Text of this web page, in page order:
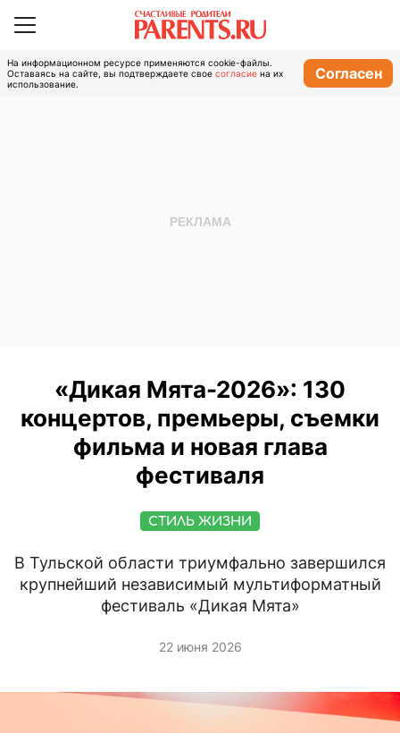
На информационном ресурсе применяются cookie-файлы.
Оставаясь на сайте, вы подтверждаете свое согласие на их
использование.
Согласен
«Дикая Мята-2026»: 130
концертов, премьеры, съемки
фильма и новая глава
фестиваля
СТИЛЬ ЖИЗНИ
В Тульской области триумфально завершился
крупнейший независимый мультиформатный
фестиваль «Дикая Мята»
22 июня 2026